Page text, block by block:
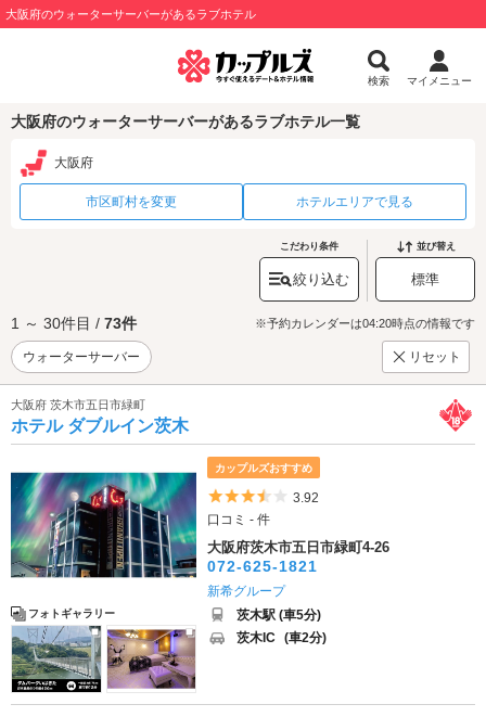
大阪府のウォーターサーバーがあるラブホテル
検索 マイメニュー
大阪府のウォーターサーバーがあるラブホテル一覧
大阪府
市区町村を変更 ホテルエリアで見る
こだわり条件
絞り込む
並び替え
標準
1 ～ 30件目 / 73件 ※予約カレンダーは04:20時点の情報です
ウォーターサーバー リセット
大阪府 茨木市五日市緑町
ホテル ダブルイン茨木
フォトギャラリー
カップルズおすすめ
5つ星のうち3.5
3.92
口コミ - 件
大阪府茨木市五日市緑町4-26
072-625-1821
新希グループ
茨木駅 (車5分)
茨木IC (車2分)